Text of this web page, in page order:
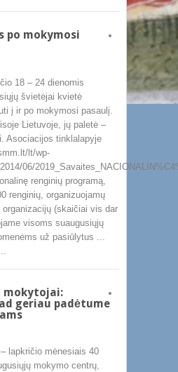
po mokymosi
18 – 24 dienomis
švietėjai kvietė
į ir po mokymosi pasaulį.
Lietuvoje, jų paletė –
Asociacijos tinklalapyje
lt/wp-
06/
renginių programą,
renginių, organizuojamų
organizacijų (skaičiai vis dar
visoms suaugusiųjų
už pasiūlytus ...
mokytojai:
geriau padėtume
lapkričio mėnesiais 40
mokymo centrų,